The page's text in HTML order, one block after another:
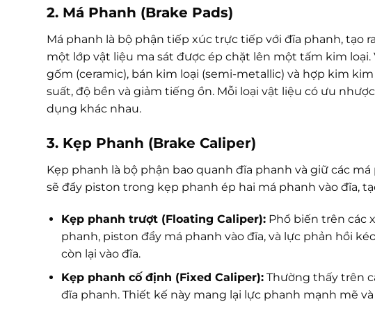
2. Má Phanh (Brake Pads)
Má phanh là bộ phận tiếp xúc trực tiếp với đĩa phanh, tạo
một lớp vật liệu ma sát được ép chặt lên một tấm kim
gốm (ceramic), bán kim loại (semi-metallic) và hợp kim
suất, độ bền và giảm tiếng ồn. Mỗi loại vật liệu có ưu
dụng khác nhau.
3. Kẹp Phanh (Brake Caliper)
Kẹp phanh là bộ phận bao quanh đĩa phanh và giữ các
sẽ đẩy piston trong kẹp phanh ép hai má phanh vào đĩa,
Kẹp phanh trượt (Floating Caliper):Phổ biến trên các
phanh, piston đẩy má phanh vào đĩa, và lực phản hồi
còn lại vào đĩa.
Kẹp phanh cố định (Fixed Caliper):Thường thấy trên
đĩa phanh. Thiết kế này mang lại lực phanh mạnh mẽ